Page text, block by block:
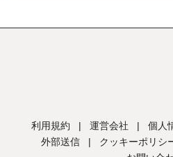
利用規約 | 運営会社 | 個人
外部送信
| クッキーポリシ